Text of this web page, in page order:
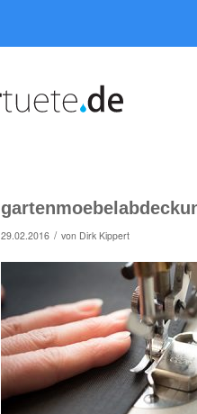
29.02.2016 / von Dirk Kippert